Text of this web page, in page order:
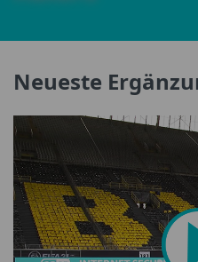
Neueste